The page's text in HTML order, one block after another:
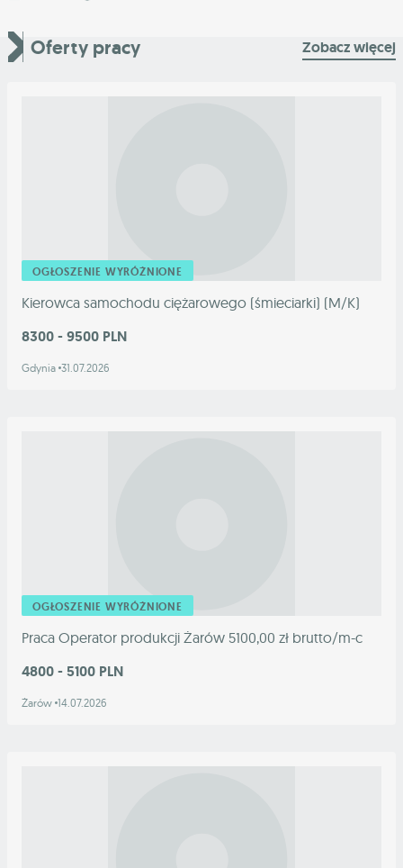
Oferty pracy Zobacz więcej
OGŁOSZENIE WYRÓŻNIONE
Kierowca samochodu ciężarowego (śmieciarki) (M/K)
8300 - 9500 PLN
Gdynia 31.07.2026
OGŁOSZENIE WYRÓŻNIONE
Praca Operator produkcji Żarów 5100,00 zł brutto/m-c
4800 - 5100 PLN
Żarów 14.07.2026